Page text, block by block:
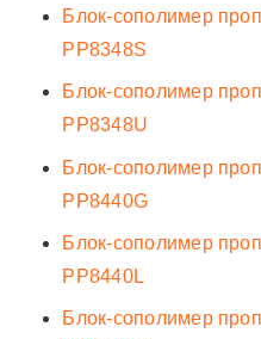
Блок-сополимер
PP8348S
Блок-сополимер
PP8348U
Блок-сополимер
PP8440G
Блок-сополимер
PP8440L
Блок-сополимер